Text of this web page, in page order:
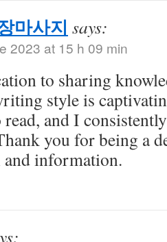
마사지 says:
2023 at 15 h 09 min
to sharing
style is
read, and I
you for being a
information.